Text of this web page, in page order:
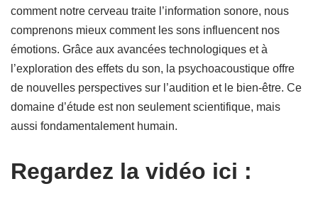
comment notre cerveau traite l’information sonore, nous
comprenons mieux comment les sons influencent nos
émotions. Grâce aux avancées technologiques et à
l’exploration des effets du son, la psychoacoustique offre
de nouvelles perspectives sur l’audition et le bien-être. Ce
domaine d’étude est non seulement scientifique, mais
aussi fondamentalement humain.
Regardez la vidéo ici :